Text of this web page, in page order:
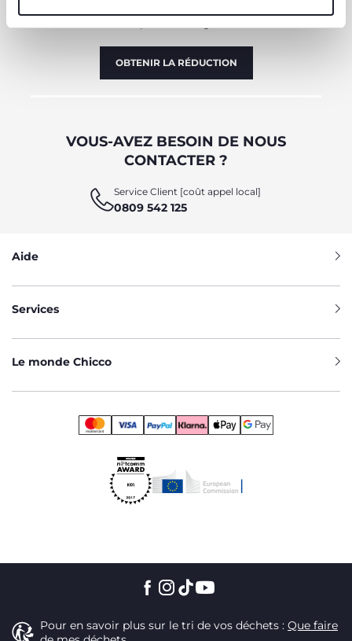
OBTENIR LA RÉDUCTION
VOUS-AVEZ BESOIN DE NOUS
CONTACTER ?
Service Client [coût appel local]
0809 542 125
Aide
Services
Le monde Chicco
Pour en savoir plus sur le tri de vos déchets : Que faire